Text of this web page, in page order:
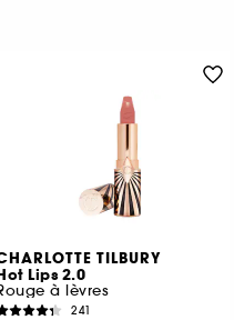
TILBURY
Lips 2.0
à lèvres
241